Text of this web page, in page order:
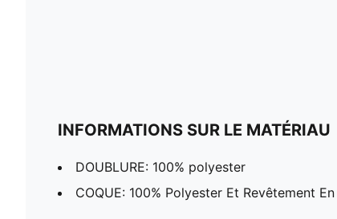
INFORMATIONS SUR LE MATÉRIAU
DOUBLURE: 100% polyester
COQUE: 100% Polyester Et Revêtement En